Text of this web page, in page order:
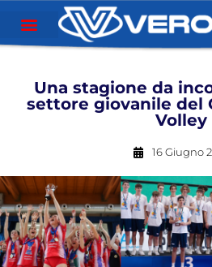
Una stagione da
settore giovanile del
Volley
16 Giugno